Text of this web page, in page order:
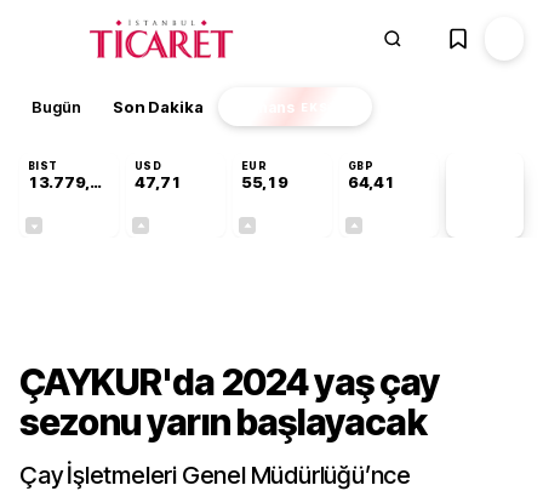
Bugün Son Dakika Finans EKSTRA
BIST
13.779,39
USD
47,71
EUR
55,19
GBP
64,41
ÇAYKUR'da 2024 yaş çay
sezonu yarın başlayacak
Çay İşletmeleri Genel Müdürlüğü’nce